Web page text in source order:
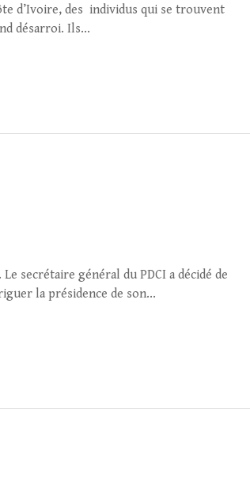
d’Ivoire, des individus qui se trouvent
désarroi. Ils...
secrétaire général du PDCI a décidé de
la présidence de son...